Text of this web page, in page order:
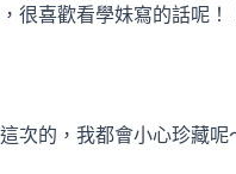
很喜歡看學妹寫的話呢
次的，我都會小心珍藏呢